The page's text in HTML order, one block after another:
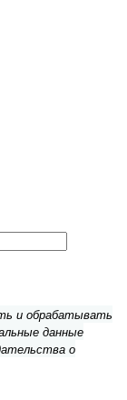
и обрабатывать
данные
о